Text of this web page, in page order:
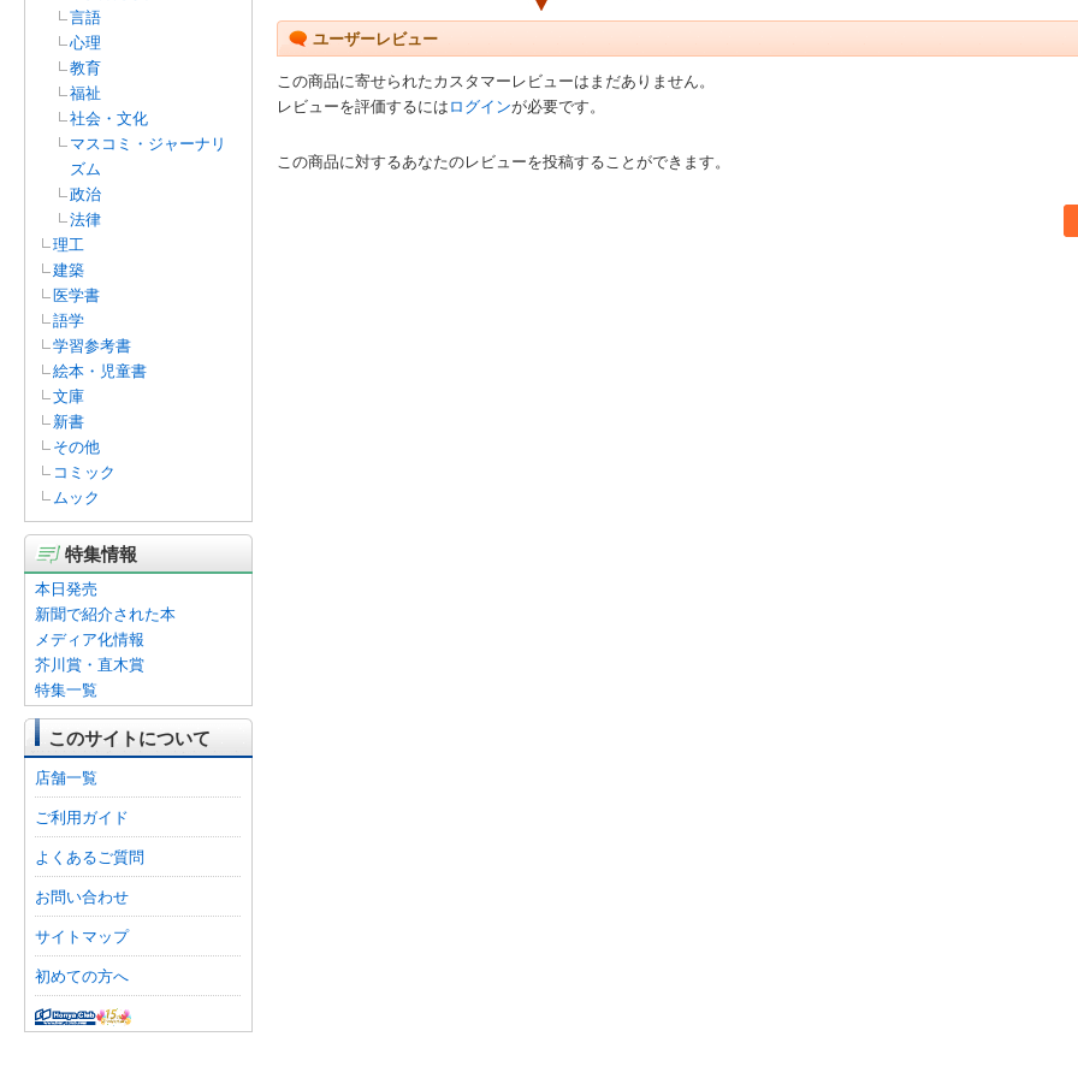
言語
心理
教育
福祉
社会・文化
マスコミ・ジャーナリ
ズム
政治
法律
理工
建築
医学書
語学
学習参考書
絵本・児童書
文庫
新書
その他
コミック
ムック
特集情報
本日発売
新聞で紹介された本
メディア化情報
芥川賞・直木賞
特集一覧
このサイトについて
店舗一覧
ご利用ガイド
よくあるご質問
お問い合わせ
サイトマップ
初めての方へ
ユーザーレビュー
この商品に寄せられたカスタマーレビューはまだありません。
レビューを評価するには ログインが必要です。
この商品に対するあなたのレビューを投稿することができます。